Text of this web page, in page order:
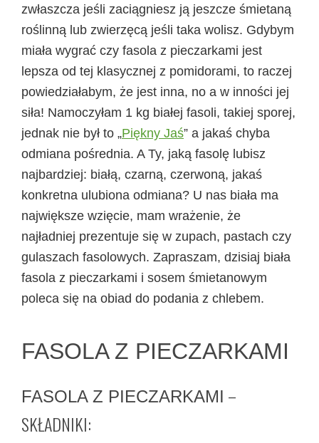
zwłaszcza jeśli zaciągniesz ją jeszcze śmietaną
roślinną lub zwierzęcą jeśli taka wolisz. Gdybym
miała wygrać czy fasola z pieczarkami jest
lepsza od tej klasycznej z pomidorami, to raczej
powiedziałabym, że jest inna, no a w inności jej
siła! Namoczyłam 1 kg białej fasoli, takiej sporej,
jednak nie był to „Piękny Jaś” a jakaś chyba
odmiana pośrednia. A Ty, jaką fasolę lubisz
najbardziej: białą, czarną, czerwoną, jakaś
konkretna ulubiona odmiana? U nas biała ma
największe wzięcie, mam wrażenie, że
najładniej prezentuje się w zupach, pastach czy
gulaszach fasolowych. Zapraszam, dzisiaj biała
fasola z pieczarkami i sosem śmietanowym
poleca się na obiad do podania z chlebem.
FASOLA Z PIECZARKAMI
FASOLA Z PIECZARKAMI –
SKŁADNIKI: